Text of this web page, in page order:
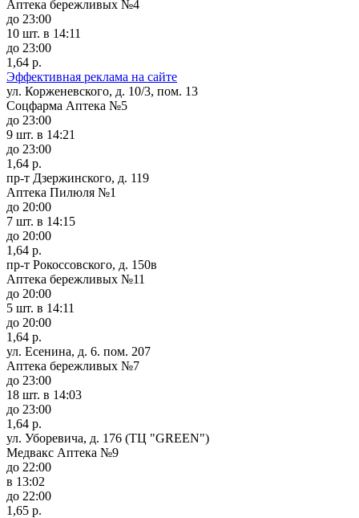
Аптека бережливых №4
до 23:00
10 шт. в 14:11
до 23:00
1,64 р.
Эффективная реклама на сайте
ул. Корженевского, д. 10/3, пом. 13
Соцфарма Аптека №5
до 23:00
9 шт. в 14:21
до 23:00
1,64 р.
пр-т Дзержинского, д. 119
Аптека Пилюля №1
до 20:00
7 шт. в 14:15
до 20:00
1,64 р.
пр-т Рокоссовского, д. 150в
Аптека бережливых №11
до 20:00
5 шт. в 14:11
до 20:00
1,64 р.
ул. Есенина, д. 6. пом. 207
Аптека бережливых №7
до 23:00
18 шт. в 14:03
до 23:00
1,64 р.
ул. Уборевича, д. 176 (ТЦ "GREEN")
Медвакс Аптека №9
до 22:00
в 13:02
до 22:00
1,65 р.